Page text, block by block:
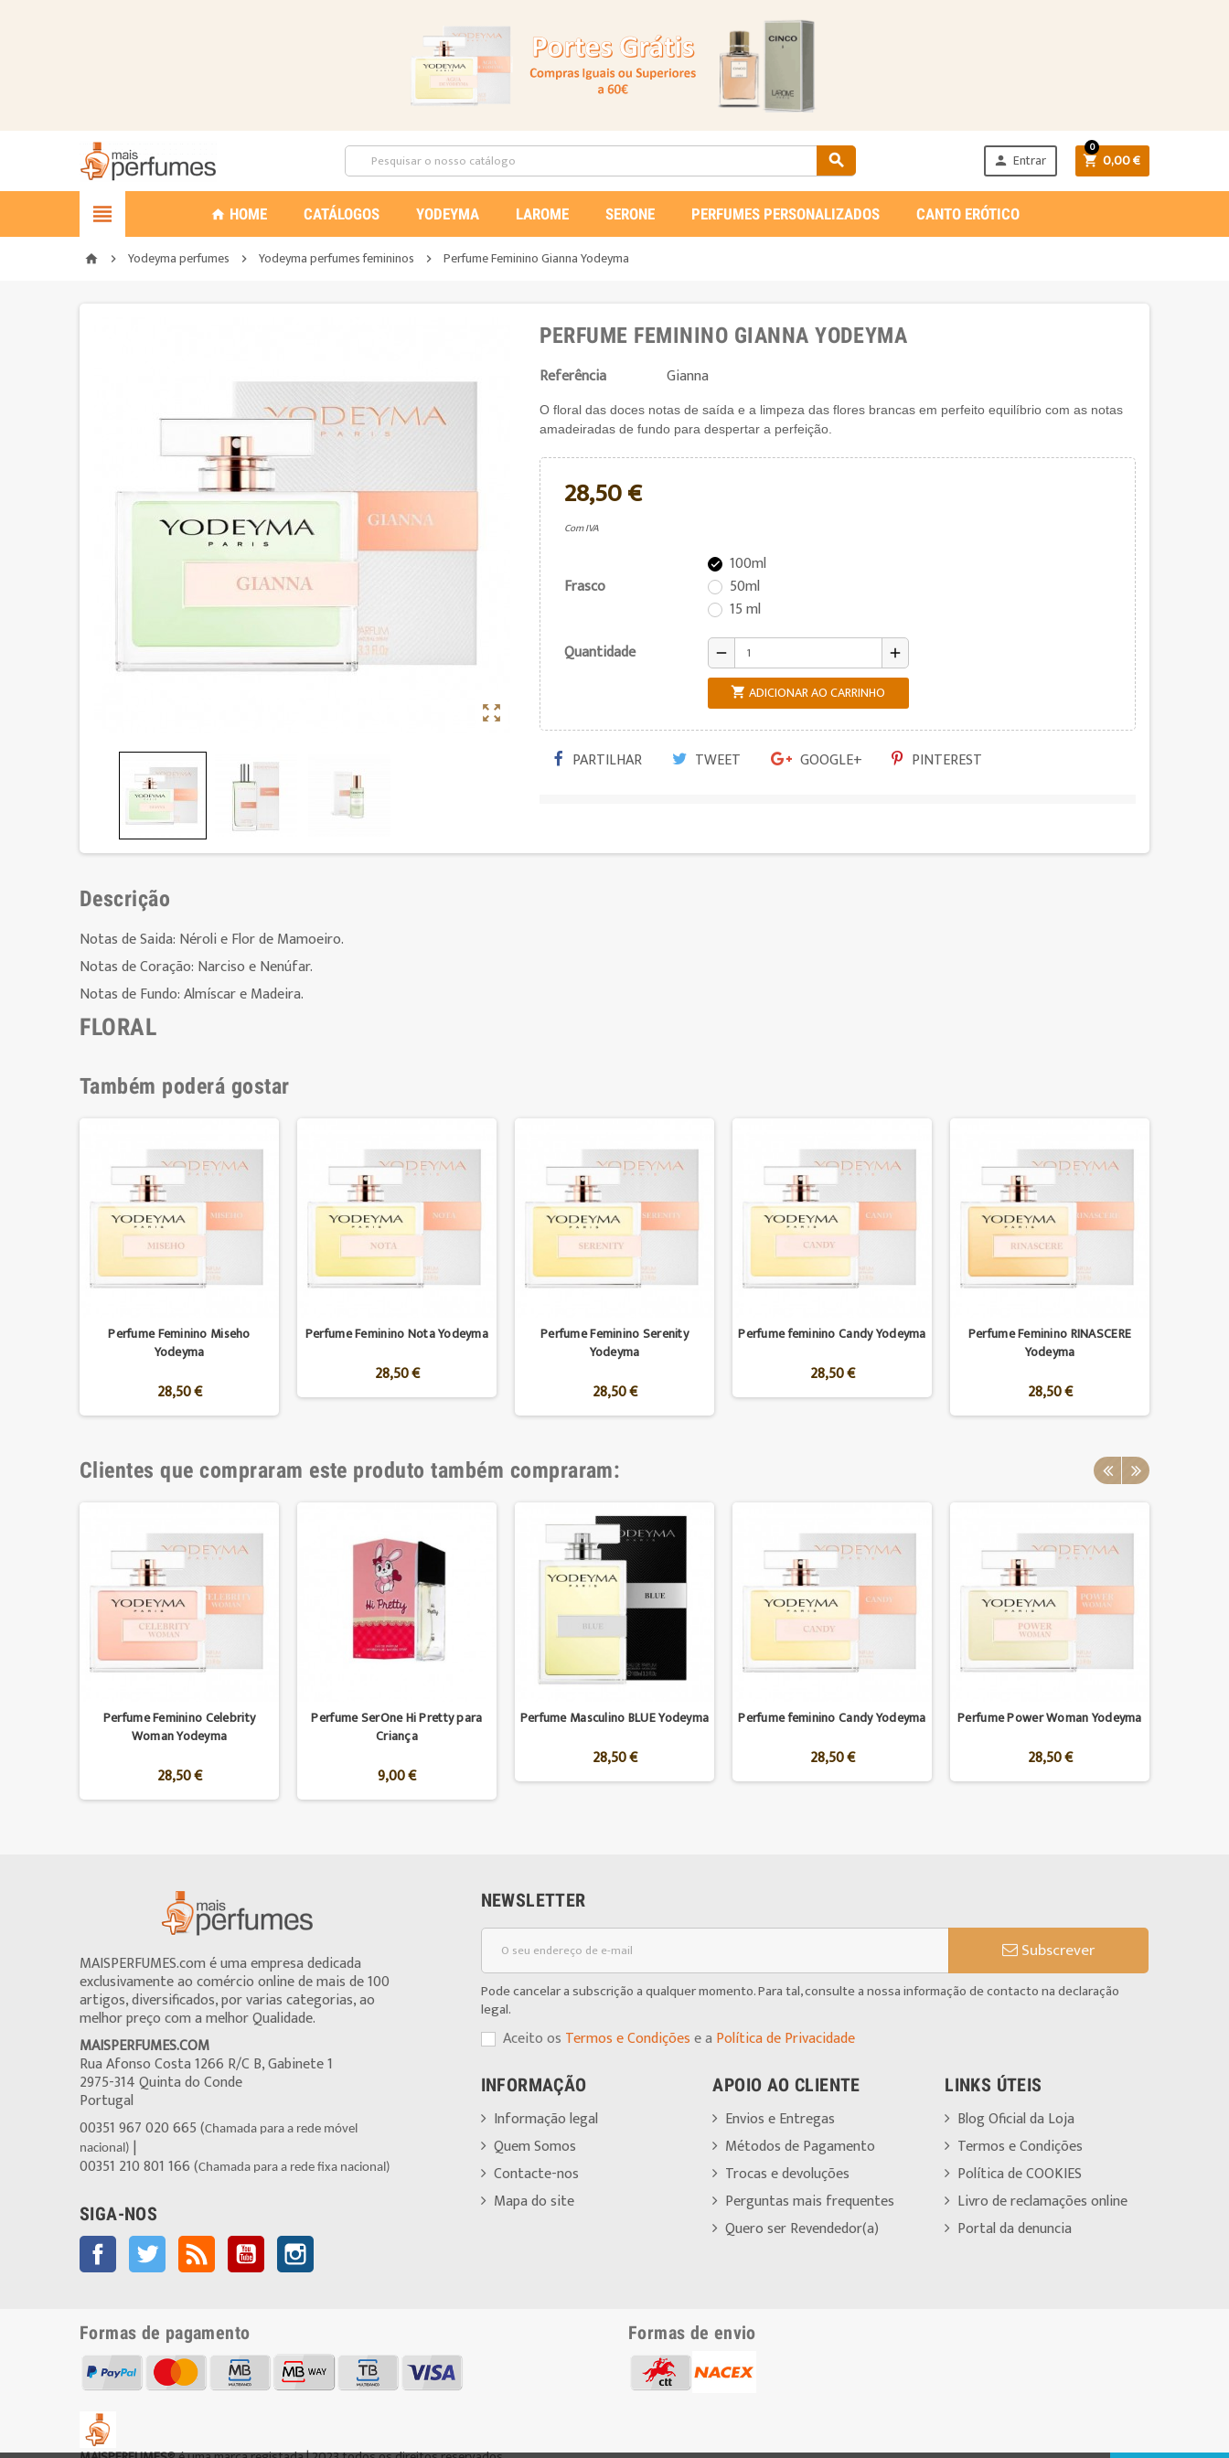
  Entrar  0,00 €
0
 home HOME CATÁLOGOS YODEYMA LAROME SERONE PERFUMES PERSONALIZADOS CANTO ERÓTICO
home  Yodeyma perfumes  Yodeyma perfumes femininos  Perfume Feminino Gianna Yodeyma

PERFUME FEMININO GIANNA YODEYMA
Referência Gianna
O floral das doces notas de saída e a limpeza das flores brancas em perfeito equilíbrio com as notas
amadeiradas de fundo para despertar a perfeição.
28,50 €
Com IVA
Frasco

100ml
50ml
15 ml
Quantidade
remove add
 ADICIONAR AO CARRINHO
PARTILHAR TWEET GOOGLE+ PINTEREST
Descrição
Notas de Saida: Néroli e Flor de Mamoeiro.
Notas de Coração: Narciso e Nenúfar.
Notas de Fundo: Almíscar e Madeira.
FLORAL
Também poderá gostar
Perfume Feminino Miseho
Yodeyma
28,50 €
Perfume Feminino Nota Yodeyma
28,50 €
Perfume Feminino Serenity
Yodeyma
28,50 €
Perfume feminino Candy Yodeyma
28,50 €
Perfume Feminino RINASCERE
Yodeyma
28,50 €
Clientes que compraram este produto também compraram:
Perfume Feminino Celebrity
Woman Yodeyma
28,50 €
Perfume SerOne Hi Pretty para
Criança
9,00 €
Perfume Masculino BLUE Yodeyma
28,50 €
Perfume feminino Candy Yodeyma
28,50 €
Perfume Power Woman Yodeyma
28,50 €
MAISPERFUMES.com é uma empresa dedicada
exclusivamente ao comércio online de mais de 100
artigos, diversificados, por varias categorias, ao
melhor preço com a melhor Qualidade.
MAISPERFUMES.COM
Rua Afonso Costa 1266 R/C B, Gabinete 1
2975-314 Quinta do Conde
Portugal
00351 967 020 665 (Chamada para a rede móvel
nacional) |
00351 210 801 166 (Chamada para a rede fixa nacional)
SIGA-NOS
Facebook Twitter Rss YouTube
NEWSLETTER
Subscrever
Pode cancelar a subscrição a qualquer momento. Para tal, consulte a nossa informação de contacto na declaração
legal.
Aceito os Termos e Condiçõese a Política de Privacidade
INFORMAÇÃO
Informação legal
Quem Somos
Contacte-nos
Mapa do site
APOIO AO CLIENTE
Envios e Entregas
Métodos de Pagamento
Trocas e devoluções
Perguntas mais frequentes
Quero ser Revendedor(a)
LINKS ÚTEIS
Blog Oficial da Loja
Termos e Condições
Política de COOKIES
Livro de reclamações online
Portal da denuncia
Formas de pagamento Formas de envio